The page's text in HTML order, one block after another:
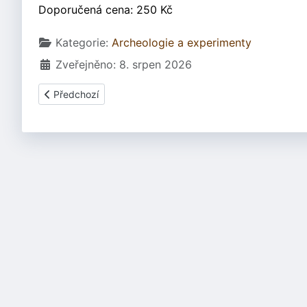
Doporučená cena: 250 Kč
Základní údaje
Kategorie: Archeologie a experimenty
Zveřejněno: 8. srpen 2026
Předchozí článek: Kupka, Vl.; Čtverák, Vl.; Durdík, T.;
Předchozí